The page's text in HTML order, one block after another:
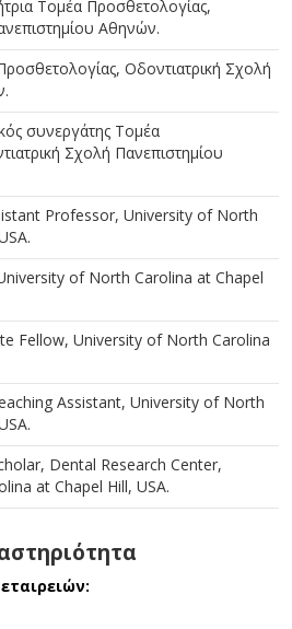
Τομέα Προσθετολογίας,
Αθηνών.
Οδοντιατρική Σχολή
συνεργάτης Τομέα
Σχολή Πανεπιστημίου
Professor, University of North
of North Carolina at Chapel
Fellow, University of North Carolina
Assistant, University of North
Dental Research Center,
at Chapel Hill, USA.